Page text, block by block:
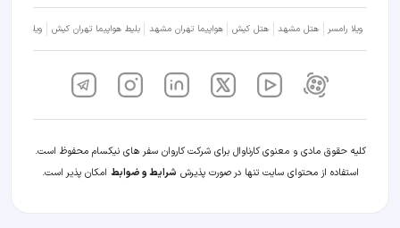
ویلا رامسر هتل مشهد هتل کیش هواپیما تهران مشهد بلیط هواپیما تهران کیش ویلا شمال
کلیه حقوق مادی و معنوی کارناوال برای شرکت کاروان سفر های نیکسام محفوظ است.
استفاده از محتوای سایت تنها در صورت پذیرش شرایط و ضوابط امکان پذیر است.